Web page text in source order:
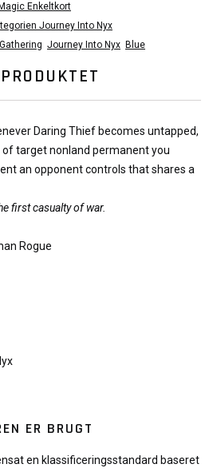
Enkeltkort
Journey Into Nyx
Journey Into Nyx Blue
Daring Thief becomes untapped,
target nonland permanent you
an opponent controls that shares a
first casualty of war.
Rogue
ER BRUGT
en klassificeringsstandard baseret